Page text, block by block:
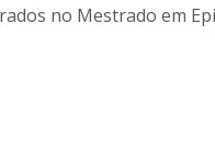
no Mestrado em